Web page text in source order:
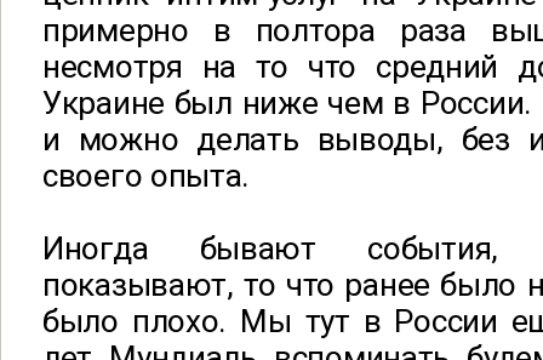
примерно в полтора раза
несмотря на то что средний
Украине был ниже чем в России.
и можно делать выводы, без
своего опыта.
Иногда бывают события,
показывают, то что ранее было
было плохо. Мы тут в России